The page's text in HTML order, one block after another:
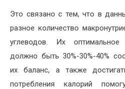
Это связано с тем, что в
разное количество
углеводов. Их оптимальное
должно быть 30%-30%-40%
их баланс, а также
потребления калорий